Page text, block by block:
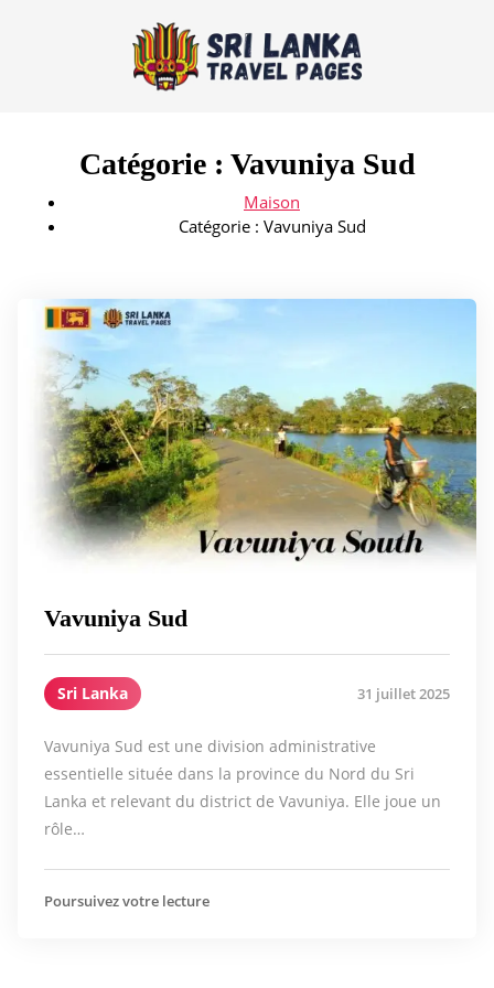
Catégorie : Vavuniya Sud
Maison
Catégorie : Vavuniya Sud
Vavuniya Sud
Sri Lanka 31 juillet 2025
Vavuniya Sud est une division administrative
essentielle située dans la province du Nord du Sri
Lanka et relevant du district de Vavuniya. Elle joue un
rôle…
Poursuivez votre lecture